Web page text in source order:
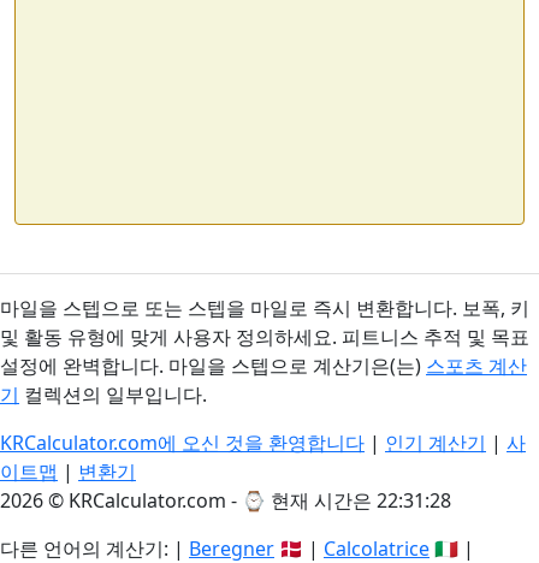
마일을 스텝으로 또는 스텝을 마일로 즉시 변환합니다. 보폭, 키
및 활동 유형에 맞게 사용자 정의하세요. 피트니스 추적 및 목표
설정에 완벽합니다. 마일을 스텝으로 계산기은(는) 스포츠 계산
기 컬렉션의 일부입니다.
KRCalculator.com에 오신 것을 환영합니다 | 인기 계산기 | 사
이트맵 | 변환기
2026 © KRCalculator.com - ⌚ 현재 시간은 22:31:28
다른 언어의 계산기: | Beregner 🇩🇰 | Calcolatrice🇮🇹 |